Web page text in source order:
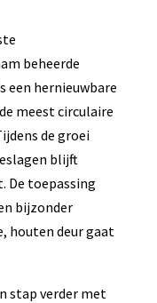
beheerde
een hernieuwbare
meest circulaire
de groei
blijft
De toepassing
bijzonder
houten deur gaat
stap verder met